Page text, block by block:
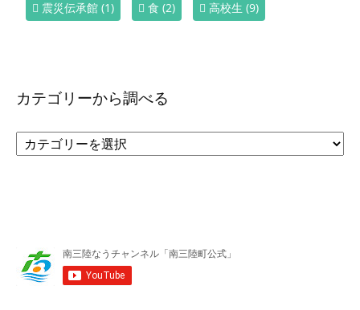
震災伝承館 (1) 食 (2) 高校生 (9)
カテゴリーから調べる
カ
テ
ら
調